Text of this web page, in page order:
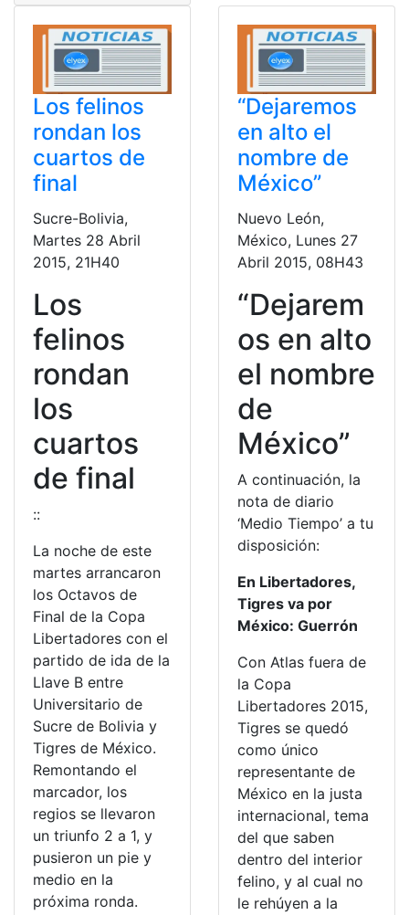
Los felinos
rondan los
cuartos de
final
Sucre-Bolivia,
Martes 28 Abril
2015, 21H40
Los
felinos
rondan
los
cuartos
de final
::
La noche de este
martes arrancaron
los Octavos de
Final de la Copa
Libertadores con el
partido de ida de la
Llave B entre
Universitario de
Sucre de Bolivia y
Tigres de México.
Remontando el
marcador, los
regios se llevaron
un triunfo 2 a 1, y
pusieron un pie y
medio en la
próxima ronda.
“Dejaremos
en alto el
nombre de
México”
Nuevo León,
México, Lunes 27
Abril 2015, 08H43
“Dejarem
os en alto
el nombre
de
México”
A continuación, la
nota de diario
‘Medio Tiempo’ a tu
disposición:
En Libertadores,
Tigres va por
México: Guerrón
Con Atlas fuera de
la Copa
Libertadores 2015,
Tigres se quedó
como único
representante de
México en la justa
internacional, tema
del que saben
dentro del interior
felino, y al cual no
le rehúyen a la